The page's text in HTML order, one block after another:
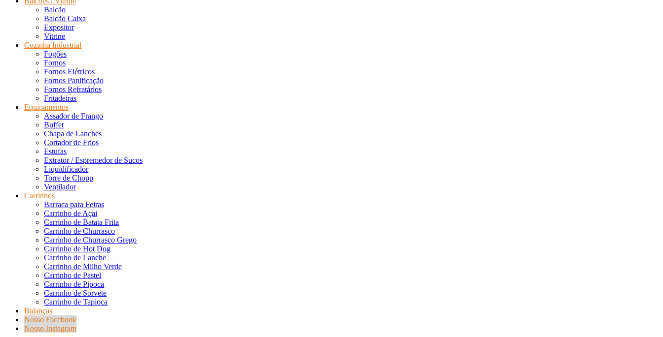
Balcão
Balcão Caixa
Expositor
Vitrine
Cozinha Industrial
Fogões
Fornos
Fornos Elétricos
Fornos Panificação
Fornos Refratários
Fritadeiras
Equipamentos
Assador de Frango
Buffet
Chapa de Lanches
Cortador de Frios
Estufas
Extrator / Espremedor de Sucos
Liquidificador
Torre de Chopp
Ventilador
Carrinhos
Barraca para Feiras
Carrinho de Açai
Carrinho de Batata Frita
Carrinho de Churrasco
Carrinho de Churrasco Grego
Carrinho de Hot Dog
Carrinho de Lanche
Carrinho de Milho Verde
Carrinho de Pastel
Carrinho de Pipoca
Carrinho de Sorvete
Carrinho de Tapioca
Balanças
Nosso Facebook
Nosso Instagram